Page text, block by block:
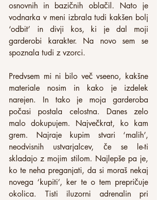
osnovnih in bazičnih oblačil. Nato je
vodnarka v meni izbrala tudi kakšen bolj
‘odbit’ in divji kos, ki je dal moji
garderobi karakter. Na novo sem se
spoznala tudi z vzorci.
Predvsem mi ni bilo več vseeno, kakšne
materiale nosim in kako je izdelek
narejen. In tako je moja garderoba
počasi postala celostna. Danes zelo
malo dokupujem. Največkrat, ko kam
grem. Najraje kupim stvari ‘malih’,
neodvisnih ustvarjalcev, če se le-ti
skladajo z mojim stilom. Najlepše pa je,
ko te neha preganjati, da si moraš nekaj
novega ‘kupiti’, ker te o tem prepričuje
okolica. Tisti iluzorni adrenalin pri